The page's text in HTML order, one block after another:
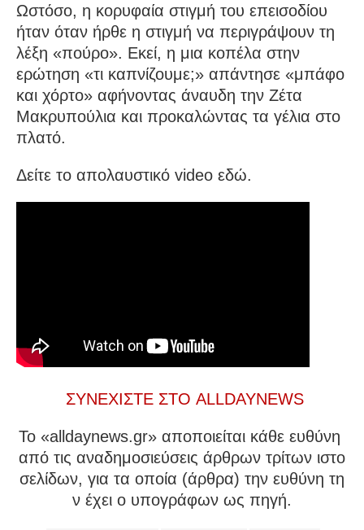
Ωστόσο, η κορυφαία στιγμή του επεισοδίου
ήταν όταν ήρθε η στιγμή να περιγράψουν τη
λέξη «πούρο». Εκεί, η μια κοπέλα στην
ερώτηση «τι καπνίζουμε;» απάντησε «μπάφο
και χόρτο» αφήνοντας άναυδη την Ζέτα
Μακρυπούλια και προκαλώντας τα γέλια στο
πλατό.
Δείτε το απολαυστικό video εδώ.
ΣΥΝΕΧΙΣΤΕ ΣΤΟ ALLDAYNEWS
To «alldaynews.gr» αποποιείται κάθε ευθύνη
από τις αναδημοσιεύσεις άρθρων τρίτων ιστο
σελίδων, για τα οποία (άρθρα) την ευθύνη τη
ν έχει ο υπογράφων ως πηγή.